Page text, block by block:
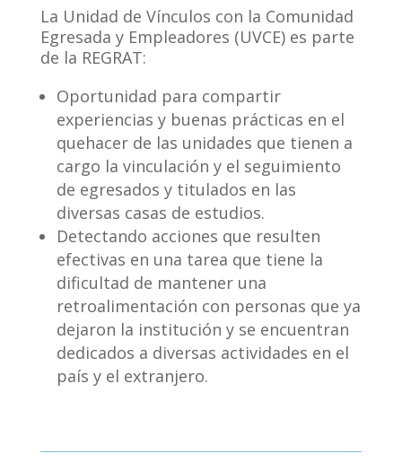
La Unidad de Vínculos con la Comunidad
Egresada y Empleadores (UVCE) es parte
de la REGRAT:
Oportunidad para compartir
experiencias y buenas prácticas en el
quehacer de las unidades que tienen a
cargo la vinculación y el seguimiento
de egresados y titulados en las
diversas casas de estudios.
Detectando acciones que resulten
efectivas en una tarea que tiene la
dificultad de mantener una
retroalimentación con personas que ya
dejaron la institución y se encuentran
dedicados a diversas actividades en el
país y el extranjero.